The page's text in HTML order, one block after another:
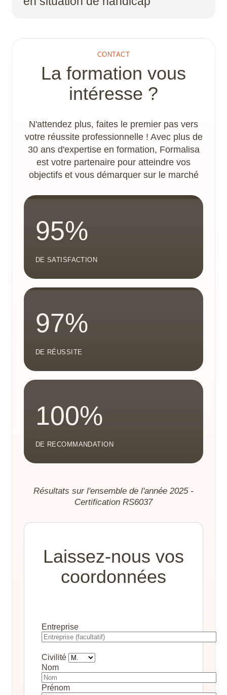
compétences qui conduisent à l’obtention de la
adaptations nécessaires à la concrétisation du
parcours de formation. Les locaux disposent
d’un accès PMR.
CONTACT
La formation vous
intéresse ?
N'attendez plus, faites le premier pas vers
votre réussite professionnelle ! Avec plus de
30 ans d'expertise en formation, Formalisa
est votre partenaire pour atteindre vos
objectifs et vous démarquer sur le marché
95%
DE SATISFACTION
97%
DE RÉUSSITE
100%
DE RECOMMANDATION
Résultats sur l'ensemble de l'année 2025 -
Certification RS6037
Laissez-nous vos
coordonnées
Entreprise
Civilité
Nom
Prénom